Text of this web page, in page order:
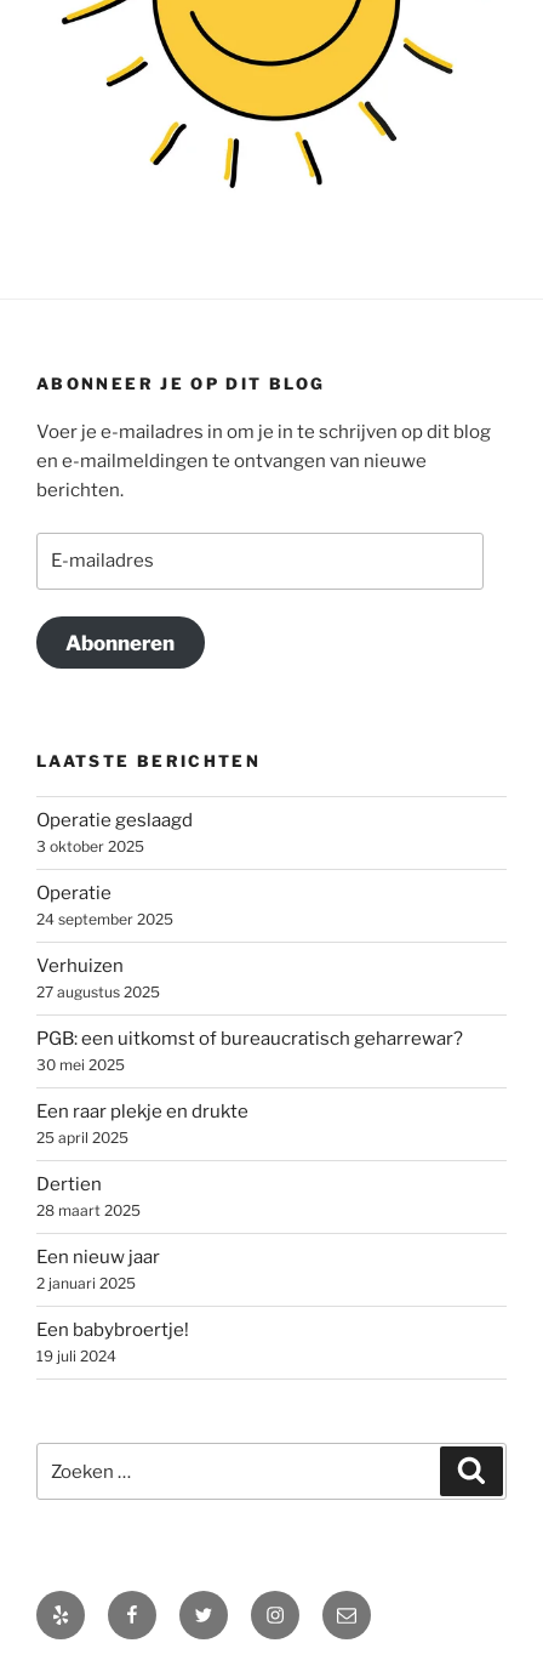
ABONNEER JE OP DIT BLOG
Voer je e-mailadres in om je in te schrijven op dit blog
en e-mailmeldingen te ontvangen van nieuwe
berichten.
Abonneren
LAATSTE BERICHTEN
Operatie geslaagd
3 oktober 2025
Operatie
24 september 2025
Verhuizen
27 augustus 2025
PGB: een uitkomst of bureaucratisch geharrewar?
30 mei 2025
Een raar plekje en drukte
25 april 2025
Dertien
28 maart 2025
Een nieuw jaar
2 januari 2025
Een babybroertje!
19 juli 2024
naar:
Yelp FacebookTwitter Instagram
E-
mail